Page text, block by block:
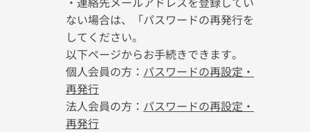
ない場合は、「パスワードの再発行を
してください。
以下ページからお手続きできます。
個人会員の方： パスワードの再設定・
再発行
法人会員の方： パスワードの再設定・
再発行